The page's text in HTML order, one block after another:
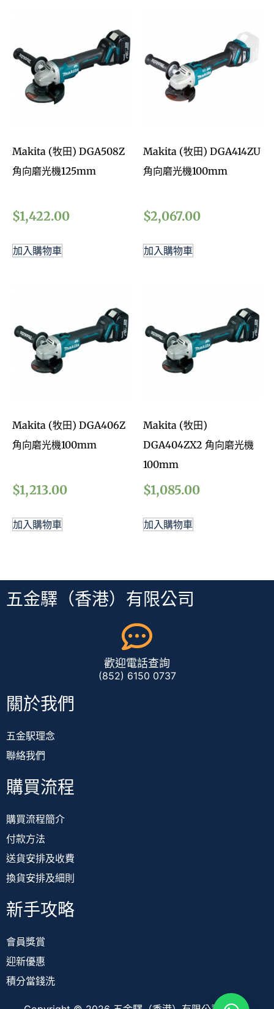
Makita (牧田) DGA508Z
角向磨光機125mm
$1,422.00
加入購物車
Makita (牧田) DGA414ZU
角向磨光機100mm
$2,067.00
加入購物車
Makita (牧田) DGA406Z
角向磨光機100mm
$1,213.00
加入購物車
Makita (牧田)
DGA404ZX2 角向磨光機
100mm
$1,085.00
加入購物車
五金驛（香港）有限公司
歡迎電話查詢
(852) 6150 0737
關於我們
五金駅理念
聯絡我們
購買流程
購買流程簡介
付款方法
送貨安排及收費
換貨安排及細則
新手攻略
會員獎賞
迎新優惠
積分當錢洗